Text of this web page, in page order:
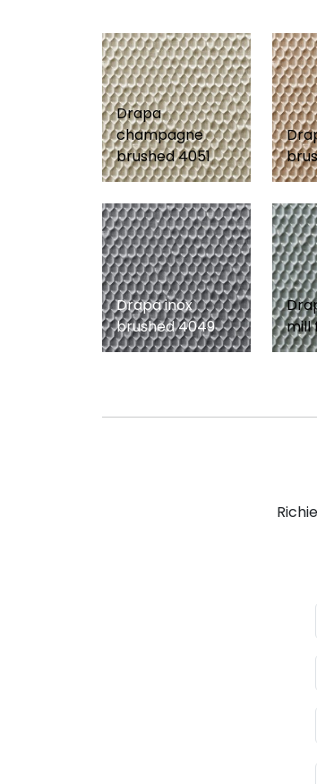
Drapa
champagne
brushed 4051
Drapa inox
brushed 4049
mill